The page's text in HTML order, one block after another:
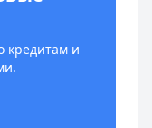
кредитам и